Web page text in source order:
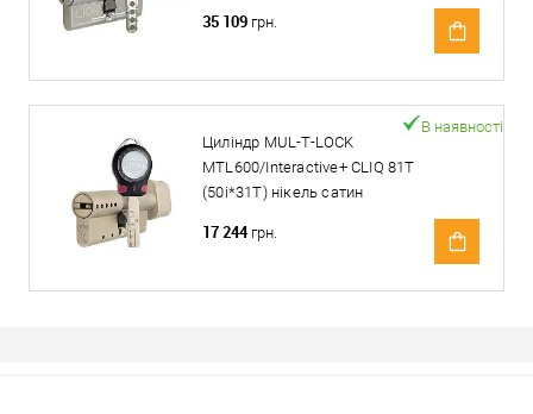
35 109 грн.
Циліндр MUL-T-LOCK
MTL600/Interactive+ CLIQ 81T
(50i*31T) нікель сатин
В наявності
17 244 грн.